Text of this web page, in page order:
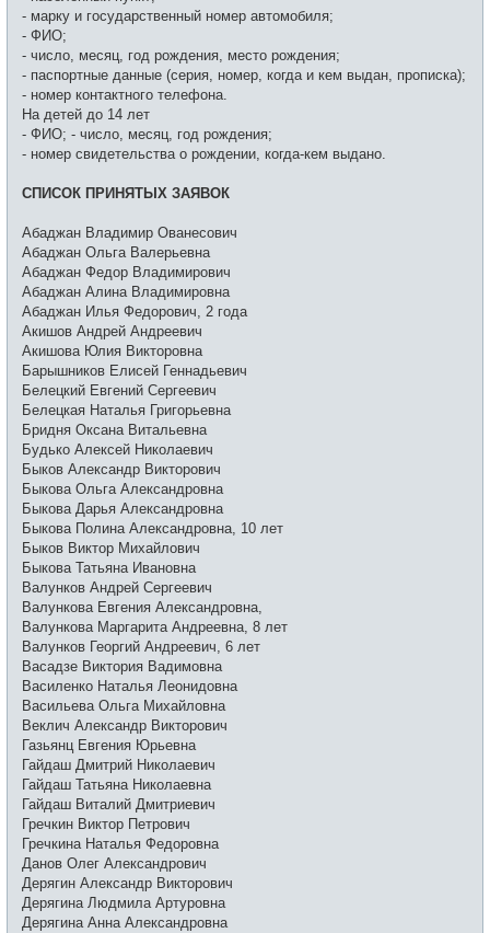
- марку и государственный номер автомобиля;
- ФИО;
- число, месяц, год рождения, место рождения;
- паспортные данные (серия, номер, когда и кем выдан, прописка);
- номер контактного телефона.
На детей до 14 лет
- ФИО; - число, месяц, год рождения;
- номер свидетельства о рождении, когда-кем выдано.
СПИСОК ПРИНЯТЫХ ЗАЯВОК
Абаджан Владимир Ованесович
Абаджан Ольга Валерьевна
Абаджан Федор Владимирович
Абаджан Алина Владимировна
Абаджан Илья Федорович, 2 года
Акишов Андрей Андреевич
Акишова Юлия Викторовна
Барышников Елисей Геннадьевич
Белецкий Евгений Сергеевич
Белецкая Наталья Григорьевна
Бридня Оксана Витальевна
Будько Алексей Николаевич
Быков Александр Викторович
Быкова Ольга Александровна
Быкова Дарья Александровна
Быкова Полина Александровна, 10 лет
Быков Виктор Михайлович
Быкова Татьяна Ивановна
Валунков Андрей Сергеевич
Валункова Евгения Александровна,
Валункова Маргарита Андреевна, 8 лет
Валунков Георгий Андреевич, 6 лет
Васадзе Виктория Вадимовна
Василенко Наталья Леонидовна
Васильева Ольга Михайловна
Веклич Александр Викторович
Газьянц Евгения Юрьевна
Гайдаш Дмитрий Николаевич
Гайдаш Татьяна Николаевна
Гайдаш Виталий Дмитриевич
Гречкин Виктор Петрович
Гречкина Наталья Федоровна
Данов Олег Александрович
Дерягин Александр Викторович
Дерягина Людмила Артуровна
Дерягина Анна Александровна